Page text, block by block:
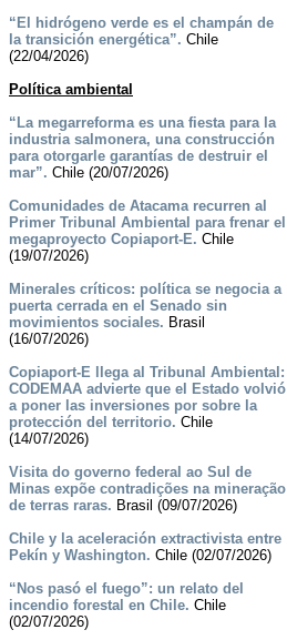
“El hidrógeno verde es el champán de
la transición energética”. Chile
(22/04/2026)
Política ambiental
“La megarreforma es una fiesta para la
industria salmonera, una construcción
para otorgarle garantías de destruir el
mar”. Chile (20/07/2026)
Comunidades de Atacama recurren al
Primer Tribunal Ambiental para frenar el
megaproyecto Copiaport-E. Chile
(19/07/2026)
Minerales críticos: política se negocia a
puerta cerrada en el Senado sin
movimientos sociales. Brasil
(16/07/2026)
Copiaport-E llega al Tribunal Ambiental:
CODEMAA advierte que el Estado volvió
a poner las inversiones por sobre la
protección del territorio. Chile
(14/07/2026)
Visita do governo federal ao Sul de
Minas expõe contradições na mineração
de terras raras. Brasil (09/07/2026)
Chile y la aceleración extractivista entre
Pekín y Washington. Chile (02/07/2026)
“Nos pasó el fuego”: un relato del
incendio forestal en Chile. Chile
(02/07/2026)